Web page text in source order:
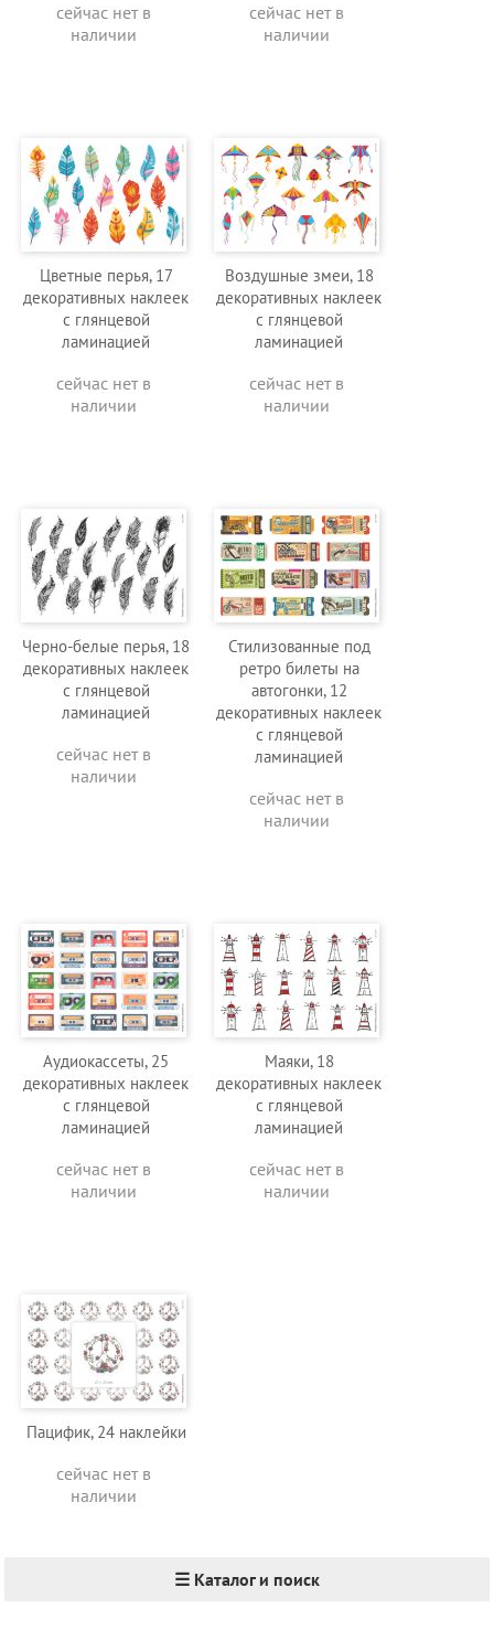
сейчас нет в
наличии
сейчас нет в
наличии
Цветные перья, 17
декоративных наклеек
с глянцевой
ламинацией
сейчас нет в
наличии
Воздушные змеи, 18
декоративных наклеек
с глянцевой
ламинацией
сейчас нет в
наличии
Черно-белые перья, 18
декоративных наклеек
с глянцевой
ламинацией
сейчас нет в
наличии
Стилизованные под
ретро билеты на
автогонки, 12
декоративных наклеек
с глянцевой
ламинацией
сейчас нет в
наличии
Аудиокассеты, 25
декоративных наклеек
с глянцевой
ламинацией
сейчас нет в
наличии
Маяки, 18
декоративных наклеек
с глянцевой
ламинацией
сейчас нет в
наличии
Пацифик, 24 наклейки
сейчас нет в
наличии
☰ Каталог и поиск